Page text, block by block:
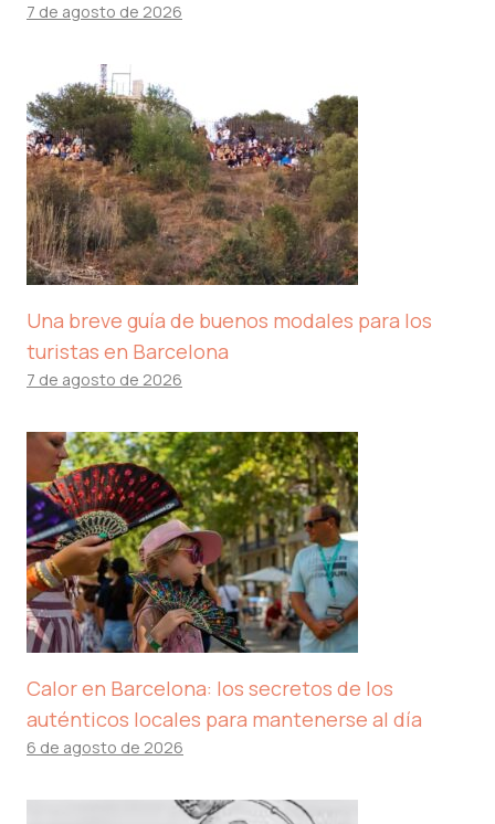
7 de agosto de 2026
Una breve guía de buenos modales para los
turistas en Barcelona
7 de agosto de 2026
Calor en Barcelona: los secretos de los
auténticos locales para mantenerse al día
6 de agosto de 2026